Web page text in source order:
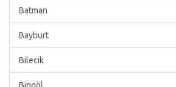
Batman
Bayburt
Bilecik